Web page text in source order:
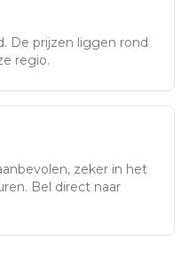
. De prijzen liggen rond
regio.
zeker in het
Bel direct naar